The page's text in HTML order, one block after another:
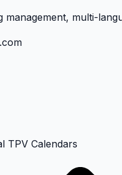
management, multi-
TPV Calendars